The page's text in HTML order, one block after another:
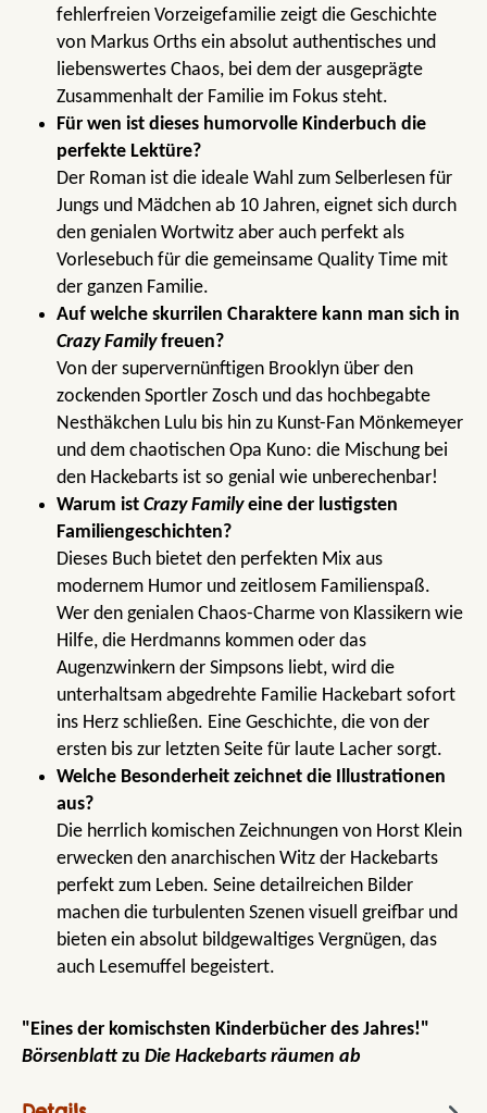
fehlerfreien Vorzeigefamilie zeigt die Geschichte
von Markus Orths ein absolut authentisches und
liebenswertes Chaos, bei dem der ausgeprägte
Zusammenhalt der Familie im Fokus steht.
Für wen ist dieses humorvolle Kinderbuch die
perfekte Lektüre?
Der Roman ist die ideale Wahl zum Selberlesen für
Jungs und Mädchen ab 10 Jahren, eignet sich durch
den genialen Wortwitz aber auch perfekt als
Vorlesebuch für die gemeinsame Quality Time mit
der ganzen Familie.
Auf welche skurrilen Charaktere kann man sich in
Crazy Familyfreuen?
Von der supervernünftigen Brooklyn über den
zockenden Sportler Zosch und das hochbegabte
Nesthäkchen Lulu bis hin zu Kunst-Fan Mönkemeyer
und dem chaotischen Opa Kuno: die Mischung bei
den Hackebarts ist so genial wie unberechenbar!
Warum ist Crazy Familyeine der lustigsten
Familiengeschichten?
Dieses Buch bietet den perfekten Mix aus
modernem Humor und zeitlosem Familienspaß.
Wer den genialen Chaos-Charme von Klassikern wie
Hilfe, die Herdmanns kommen oder das
Augenzwinkern der Simpsons liebt, wird die
unterhaltsam abgedrehte Familie Hackebart sofort
ins Herz schließen. Eine Geschichte, die von der
ersten bis zur letzten Seite für laute Lacher sorgt.
Welche Besonderheit zeichnet die Illustrationen
aus?
Die herrlich komischen Zeichnungen von Horst Klein
erwecken den anarchischen Witz der Hackebarts
perfekt zum Leben. Seine detailreichen Bilder
machen die turbulenten Szenen visuell greifbar und
bieten ein absolut bildgewaltiges Vergnügen, das
auch Lesemuffel begeistert.
"Eines der komischsten Kinderbücher des Jahres!"
Börsenblatt zu Die Hackebarts räumen ab